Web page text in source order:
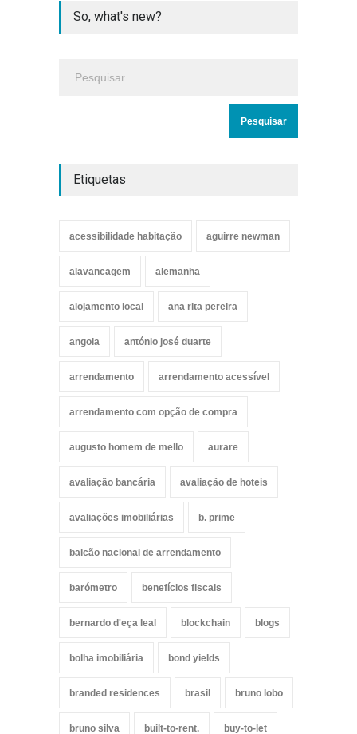
So, what's new?
Etiquetas
acessibilidade habitação aguirre newman
alavancagem alemanha
alojamento local ana rita pereira
angola antónio josé duarte
arrendamento arrendamento acessível
arrendamento com opção de compra
augusto homem de mello aurare
avaliação bancária avaliação de hoteis
avaliações imobiliárias b. prime
balcão nacional de arrendamento
barómetro benefícios fiscais
bernardo d'eça leal blockchain blogs
bolha imobiliária bond yields
branded residences brasil bruno lobo
bruno silva built-to-rent. buy-to-let